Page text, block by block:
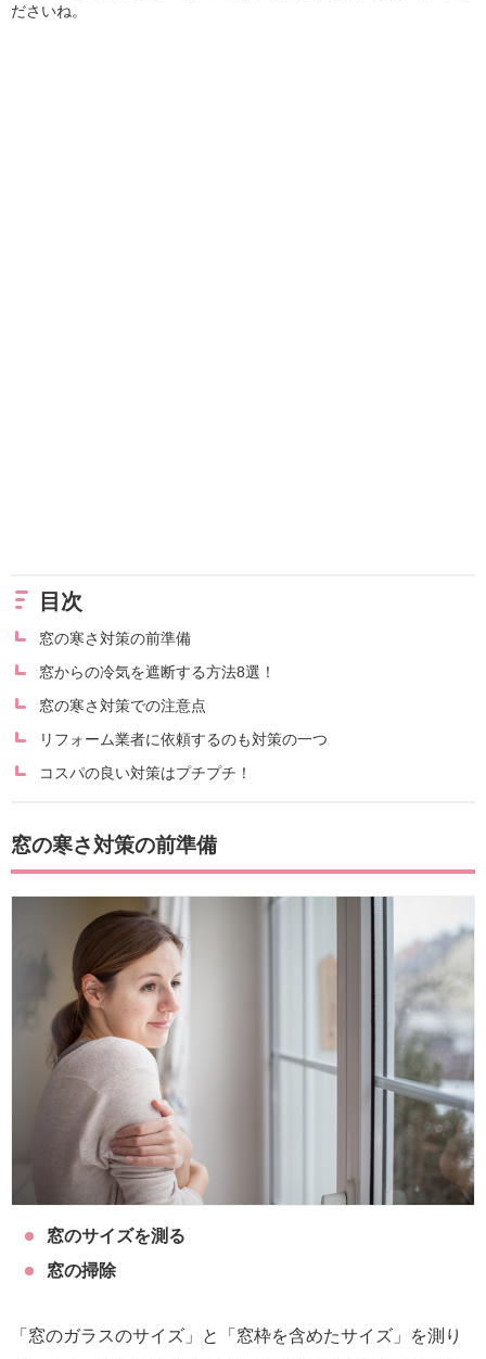
ださいね。
目次
窓の寒さ対策の前準備
窓からの冷気を遮断する方法8選！
窓の寒さ対策での注意点
リフォーム業者に依頼するのも対策の一つ
コスパの良い対策はプチプチ！
窓の寒さ対策の前準備
窓のサイズを測る
窓の掃除
「窓のガラスのサイズ」と「窓枠を含めたサイズ」を測り